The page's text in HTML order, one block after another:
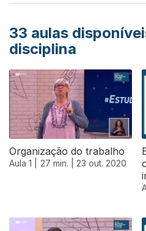
33 aulas
disciplina
Organização do trabalho
Aula 1 | 27 min. | 23 out. 2020